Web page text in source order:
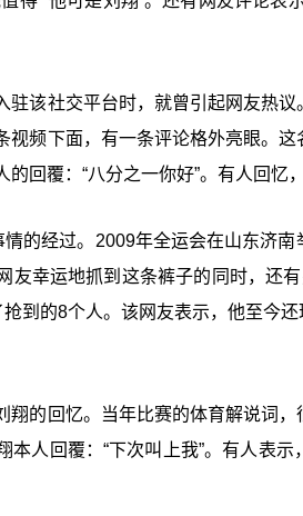
驻该社交平台时，就曾引起网友热
视频下面，有一条评论格外亮眼。
回覆：“八分之一你好”。有人回忆
情的经过。2009年全运会在山东济
友幸运地抓到这条裤子的同时，还
抢到的8个人。该网友表示，他至今
翔的回忆。当年比赛的体育解说词
人回覆：“下次叫上我”。有人表